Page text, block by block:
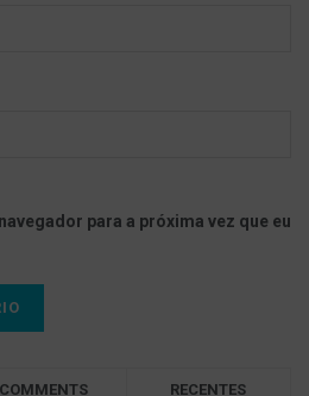
para a próxima vez que eu
COMMENTS RECENTES